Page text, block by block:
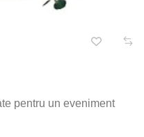
pentru un eveniment